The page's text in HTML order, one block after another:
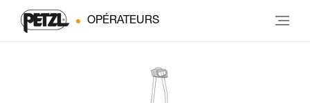
OPÉRATEURS